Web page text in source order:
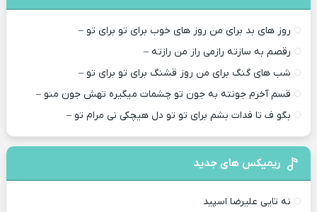
روز های بد برای من روز های خوب برای تو برای تو –
رقصم به سازته رازمی راز من رازته –
شب های گنگ برای من روز قشنگ برای تو برای تو –
قسم آخرم جونته به جون تو چشمات میگیره تهش جون منو –
بگو ف تا فدات بشم برای تو تو دل هیچکی نی مرام تو –
ریمیکس های جدید
نه تایی علیرضا اسپید